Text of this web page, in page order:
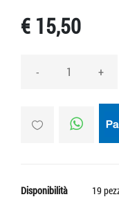
€ 15,50
- +
Disponibilità
19